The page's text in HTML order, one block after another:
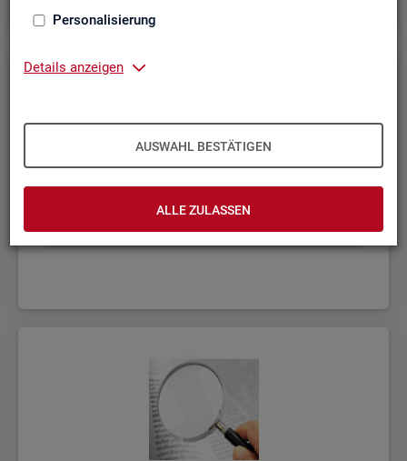
Personalisierung
Details anzeigen
AUSWAHL BESTÄTIGEN
ALLE ZULASSEN
Fach­sta­tis­ti­ken